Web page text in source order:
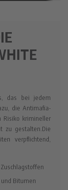
das bei jedem
die Antimafia-
Risiko krimineller
zu gestalten.Die
verpflichtend,
Bitumen